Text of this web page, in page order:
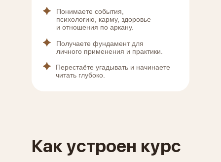
Понимаете события,
психологию, карму, здоровье
и отношения по аркану.
Получаете фундамент для
личного применения и практики.
Перестаёте угадывать и начинаете
читать глубоко.
Как устроен курс